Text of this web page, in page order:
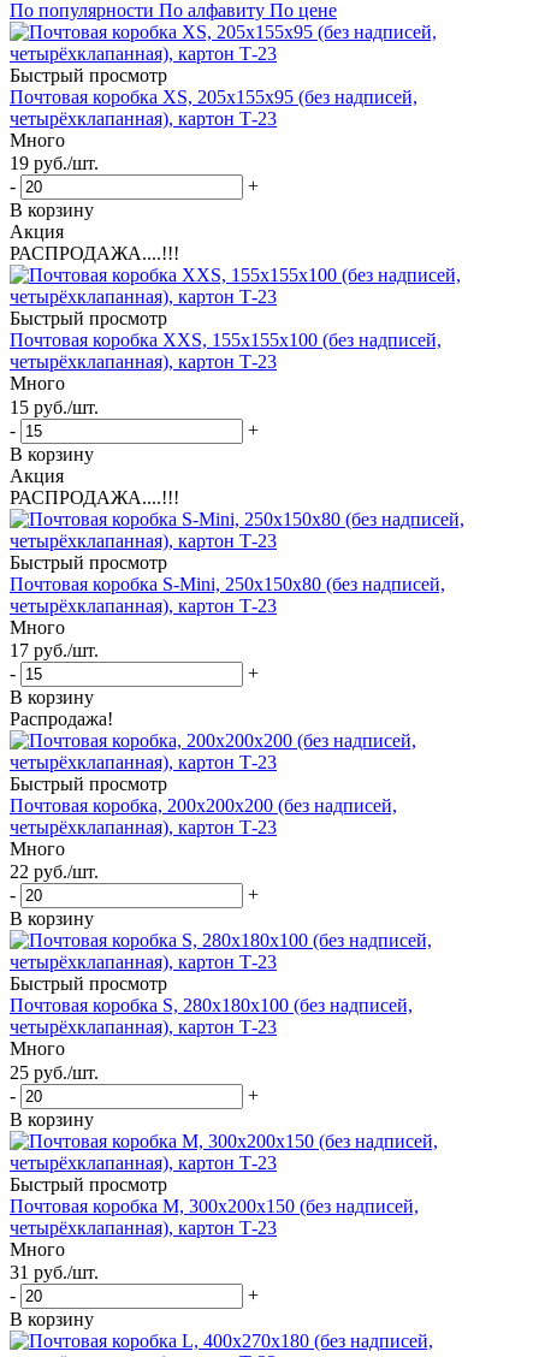
По популярности По алфавиту По цене
Быстрый просмотр
Почтовая коробка XS, 205х155х95 (без надписей,
четырёхклапанная), картон Т-23
Много
19 руб./шт.
-
+
В корзину
Акция
РАСПРОДАЖА....!!!
Быстрый просмотр
Почтовая коробка XXS, 155х155х100 (без надписей,
четырёхклапанная), картон Т-23
Много
15 руб./шт.
-
+
В корзину
Акция
РАСПРОДАЖА....!!!
Быстрый просмотр
Почтовая коробка S-Mini, 250х150х80 (без надписей,
четырёхклапанная), картон Т-23
Много
17 руб./шт.
-
+
В корзину
Распродажа!
Быстрый просмотр
Почтовая коробка, 200х200х200 (без надписей,
четырёхклапанная), картон Т-23
Много
22 руб./шт.
-
+
В корзину
Быстрый просмотр
Почтовая коробка S, 280x180x100 (без надписей,
четырёхклапанная), картон Т-23
Много
25 руб./шт.
-
+
В корзину
Быстрый просмотр
Почтовая коробка M, 300x200x150 (без надписей,
четырёхклапанная), картон Т-23
Много
31 руб./шт.
-
+
В корзину